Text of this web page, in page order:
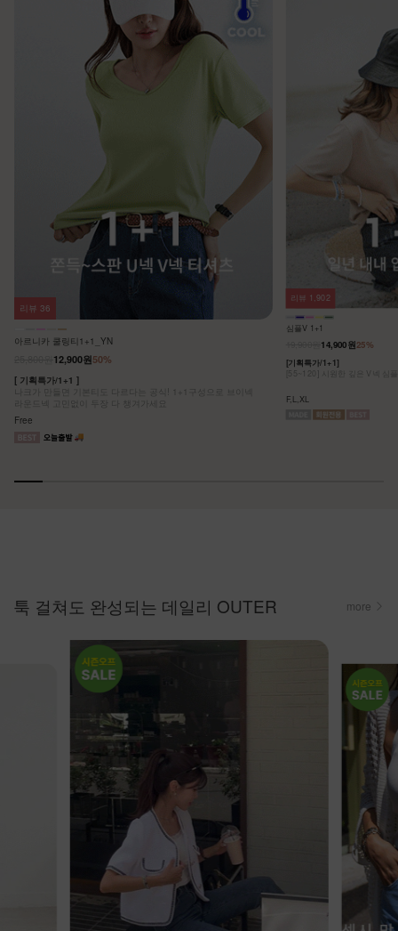
아르니카 쿨링티1+1_YN
50%
12,900원
[ 기획특가/1+1 ]
나크가 만들면 기본티도 다르다는 공식! 1+1구성으로 브이넥
라운드넥 고민없이 두장 다 챙겨가세요
Free
리뷰 36
심플V 1+1
25%
14,900원
[기획특가/1+1]
[55~120] 시원한 깊은 V넥 심
F,L,XL
리뷰 1,902
툭 걸쳐도 완성되는 데일리 OUTER more